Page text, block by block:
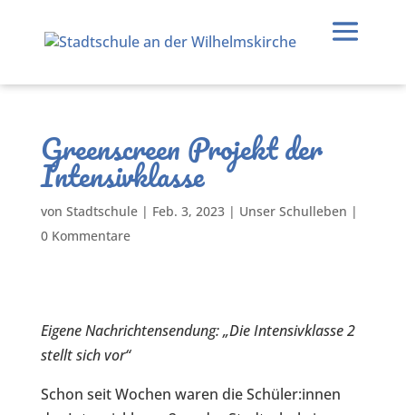
Greenscreen Projekt der
Intensivklasse
von Stadtschule| Feb. 3, 2023| Unser Schulleben |
0 Kommentare
Eigene Nachrichtensendung: „Die Intensivklasse 2
stellt sich vor“
Schon seit Wochen waren die Schüler:innen